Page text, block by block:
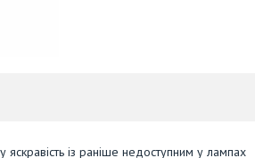
із раніше недоступним у лампах